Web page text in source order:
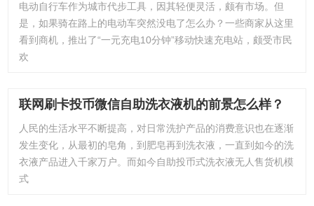
电动自行车作为城市代步工具，因其轻便灵活，颇有市场。但
是，如果骑在路上的电动车突然没电了怎么办？一些商家从这里
看到商机，推出了“一元充电10分钟”移动快速充电站，颇受市民
欢
联网刷卡投币微信自助洗衣液机的前景怎么样？
人民的生活水平不断提高，对日常洗护产品的消费意识也在逐渐
发生变化，从最初的皂角，到肥皂再到洗衣液，一直到如今的洗
衣液产品进入千家万户。而如今自助投币式洗衣液无人售货机模
式